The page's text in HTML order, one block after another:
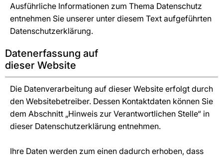
Ausführliche Informationen zum Thema Datenschutz
entnehmen Sie unserer unter diesem Text aufgeführten
Datenschutzerklärung.
Datenerfassung auf
dieser Website
Die Datenverarbeitung auf dieser Website erfolgt durch
den Websitebetreiber. Dessen Kontaktdaten können Sie
dem Abschnitt „Hinweis zur Verantwortlichen Stelle“ in
dieser Datenschutzerklärung entnehmen.
Ihre Daten werden zum einen dadurch erhoben, dass